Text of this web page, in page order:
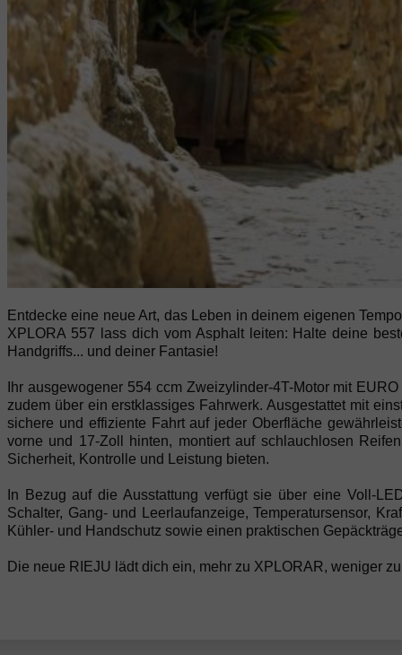
Entdecke eine neue Art, das Leben in deinem eigenen
XPLORA 557 lass dich vom Asphalt leiten: Halte deine
Handgriffs... und deiner Fantasie!
Ihr ausgewogener 554 ccm Zweizylinder-4T-Motor mit
zudem über ein erstklassiges Fahrwerk. Ausgestattet mit
sichere und effiziente Fahrt auf jeder Oberfläche
vorne und 17-Zoll hinten, montiert auf schlauchlosen
Sicherheit, Kontrolle und Leistung bieten.
In Bezug auf die Ausstattung verfügt sie über eine Voll-
Schalter, Gang- und Leerlaufanzeige, Temperatursensor,
Kühler- und Handschutz sowie einen praktischen
Die neue RIEJU lädt dich ein, mehr zu XPLORAR, weniger